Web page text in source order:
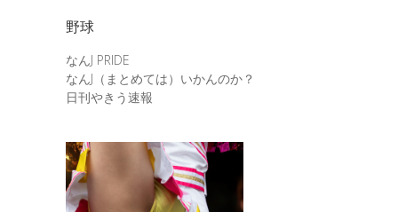
野球
なんJ PRIDE
なんJ（まとめては）いかんのか？
日刊やきう速報